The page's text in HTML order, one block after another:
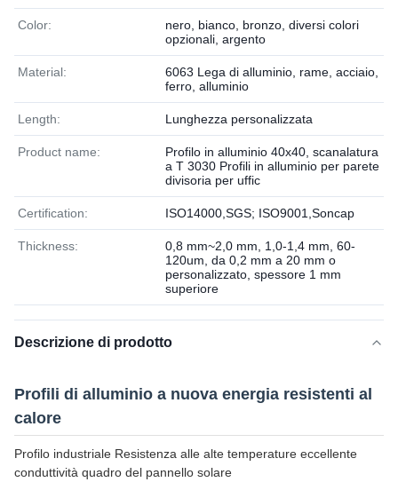
Color:
nero, bianco, bronzo, diversi colori
opzionali, argento
Material:
6063 Lega di alluminio, rame, acciaio,
ferro, alluminio
Length: Lunghezza personalizzata
Product name:
Profilo in alluminio 40x40, scanalatura
a T 3030 Profili in alluminio per parete
divisoria per uffic
Certification: ISO14000,SGS; ISO9001,Soncap
Thickness:
0,8 mm~2,0 mm, 1,0-1,4 mm, 60-
120um, da 0,2 mm a 20 mm o
personalizzato, spessore 1 mm
superiore
Descrizione di prodotto
Profili di alluminio a nuova energia resistenti al
calore
Profilo industriale Resistenza alle alte temperature eccellente
conduttività quadro del pannello solare